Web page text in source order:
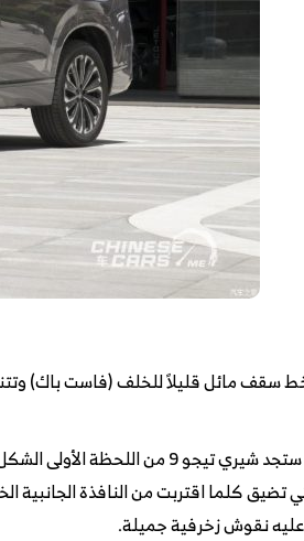
سقف مائل قليلاً للخلف (فاست باك)
من الجانب ستجد شيري تيجو 9
نقوش زخرفية جميلة.